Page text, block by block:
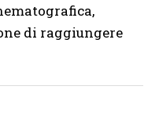
di raggiungere